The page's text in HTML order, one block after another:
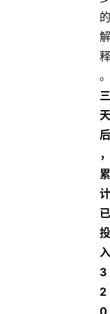
的
解
释
。
三
天
后
，
累
计
已
投
入
3
2
0